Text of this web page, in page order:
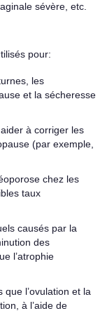
sévère, etc.
pour:
les
et la sécheresse
à corriger les
(par exemple,
chez les
taux
causés par la
des
l’atrophie
l’ovulation et la
à l’aide de